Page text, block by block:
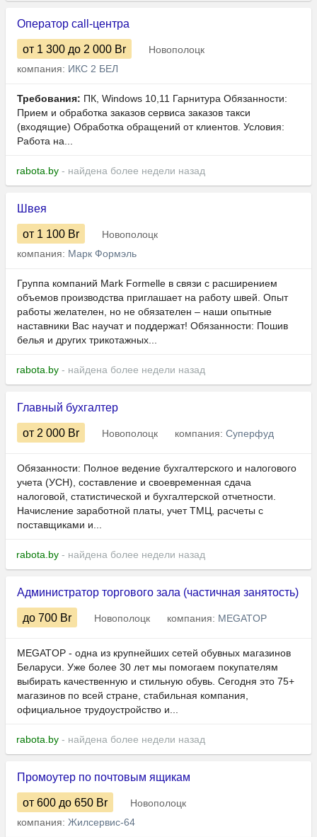
Оператор call-центра
от 1 300 до 2 000 Br
Новополоцк
компания: ИКС 2 БЕЛ
Требования: ПК, Windows 10,11 Гарнитура Обязанности:
Прием и обработка заказов сервиса заказов такси
(входящие) Обработка обращений от клиентов. Условия:
Работа на...
rabota.by - найдена более недели назад
Швея
от 1 100 Br
Новополоцк
компания: Марк Формэль
Группа компаний Mark Formelle в связи с расширением
объемов производства приглашает на работу швей. Опыт
работы желателен, но не обязателен – наши опытные
наставники Вас научат и поддержат! Обязанности: Пошив
белья и других трикотажных...
rabota.by - найдена более недели назад
Главный бухгалтер
от 2 000 Br Новополоцк компания: Суперфуд
Обязанности: Полное ведение бухгалтерского и налогового
учета (УСН), составление и своевременная сдача
налоговой, статистической и бухгалтерской отчетности.
Начисление заработной платы, учет ТМЦ, расчеты с
поставщиками и...
rabota.by - найдена более недели назад
Администратор торгового зала (частичная занятость)
до 700 Br Новополоцк компания: MEGATOP
MEGATOP - одна из крупнейших сетей обувных магазинов
Беларуси. Уже более 30 лет мы помогаем покупателям
выбирать качественную и стильную обувь. Сегодня это 75+
магазинов по всей стране, стабильная компания,
официальное трудоустройство и...
rabota.by - найдена более недели назад
Промоутер по почтовым ящикам
от 600 до 650 Br
Новополоцк
компания: Жилсервис-64